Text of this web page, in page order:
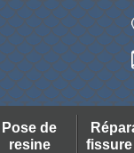
Pose de
resine